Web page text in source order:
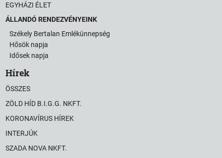
EGYHÁZI ÉLET
ÁLLANDÓ RENDEZVÉNYEINK
Székely Bertalan Emlékünnepség
Hősök napja
Idősek napja
Hírek
ÖSSZES
ZÖLD HÍD B.I.G.G. NKFT.
KORONAVÍRUS HÍREK
INTERJÚK
SZADA NOVA NKFT.